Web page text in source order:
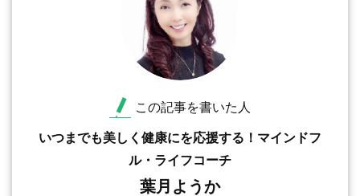
この記事を書いた人
いつまでも美しく健康にを応援する！マインドフ
ル・ライフコーチ
葉月ようか